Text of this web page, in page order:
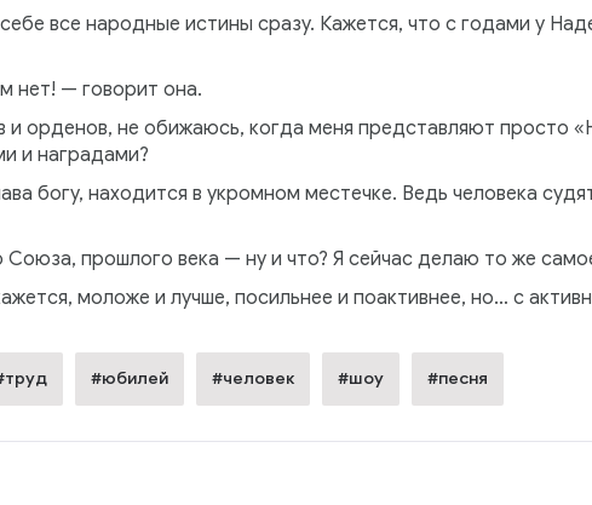
все народные истины сразу. Кажется, что с годами у
нет! — говорит она.
и орденов, не обижаюсь, когда меня представляют просто
и наградами?
богу, находится в укромном местечке. Ведь человека
Союза, прошлого века — ну и что? Я сейчас делаю то же
моложе и лучше, посильнее и поактивнее, но… с
#юбилей #человек #шоу #песня